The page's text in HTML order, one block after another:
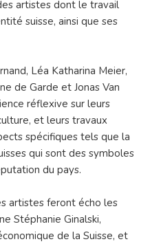
artistes dont le travail
suisse, ainsi que ses
Léa Katharina Meier,
de Garde et Jonas Van
réflexive sur leurs
et leurs travaux
spécifiques tels que la
qui sont des symboles
du pays.
artistes feront écho les
Stéphanie Ginalski,
de la Suisse, et